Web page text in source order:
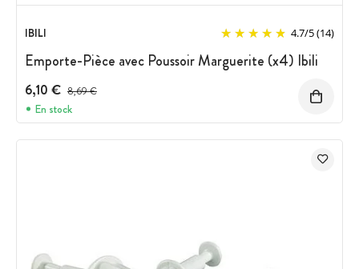
IBILI 4.7/5(14)
Emporte-Pièce avec Poussoir Marguerite (x4) Ibili
6,10 € Prix avant réduction :
8,69 €
En stock